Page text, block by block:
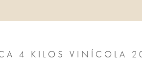
4 KILOS VINÍCOLA